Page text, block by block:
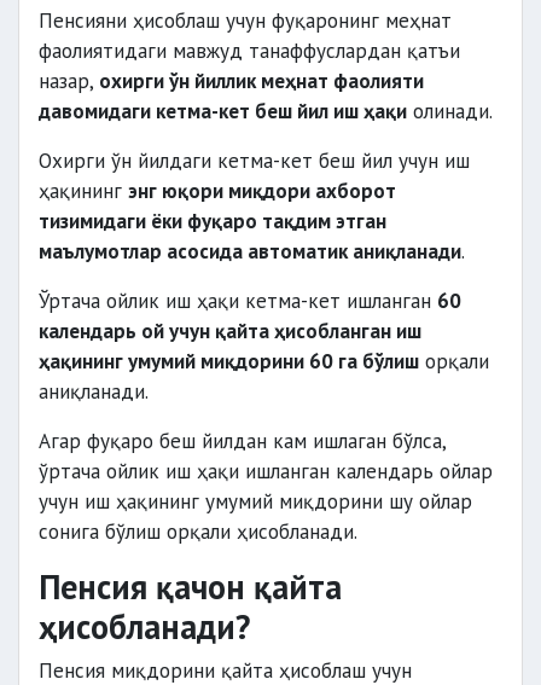
Пенсияни ҳисоблаш учун фуқаронинг меҳнат
фаолиятидаги мавжуд танаффуслардан қатъи
назар, охирги ўн йиллик меҳнат фаолияти
давомидаги кетма-кет беш йил иш ҳақи олинади.
Охирги ўн йилдаги кетма-кет беш йил учун иш
ҳақининг энг юқори миқдори ахборот
тизимидаги ёки фуқаро тақдим этган
маълумотлар асосида автоматик аниқланади.
Ўртача ойлик иш ҳақи кетма-кет ишланган 60
календарь ой учун қайта ҳисобланган иш
ҳақининг умумий миқдорини 60 га бўлиш орқали
аниқланади.
Агар фуқаро беш йилдан кам ишлаган бўлса,
ўртача ойлик иш ҳақи ишланган календарь ойлар
учун иш ҳақининг умумий миқдорини шу ойлар
сонига бўлиш орқали ҳисобланади.
Пенсия қачон қайта
ҳисобланади?
Пенсия миқдорини қайта ҳисоблаш учун